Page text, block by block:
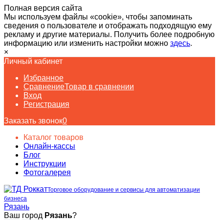
Полная версия сайта
Мы используем файлы «cookie», чтобы запоминать
сведения о пользователе и отображать подходящую ему
рекламу и другие материалы. Получить более подробную
информацию или изменить настройки можно здесь.
×
Личный кабинет
Избранное
СравнениеТовар в сравнении
Вход
Регистрация
Заказать звонок0
Каталог товаров
Онлайн-кассы
Блог
Инструкции
Фотогалерея
Торговое оборудование и сервисы для автоматизации
бизнеса
Рязань
Ваш город Рязань?